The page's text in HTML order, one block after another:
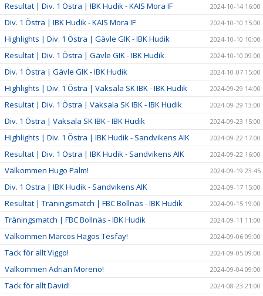
Resultat | Div. 1 Östra | IBK Hudik - KAIS Mora IF 2024-10-14 16:00
Div. 1 Östra | IBK Hudik - KAIS Mora IF 2024-10-10 15:00
Highlights | Div. 1 Östra | Gävle GIK - IBK Hudik 2024-10-10 10:00
Resultat | Div. 1 Östra | Gävle GIK - IBK Hudik 2024-10-10 09:00
Div. 1 Östra | Gävle GIK - IBK Hudik 2024-10-07 15:00
Highlights | Div. 1 Östra | Vaksala SK IBK - IBK Hudik 2024-09-29 14:00
Resultat | Div. 1 Östra | Vaksala SK IBK - IBK Hudik 2024-09-29 13:00
Div. 1 Östra | Vaksala SK IBK - IBK Hudik 2024-09-23 15:00
Highlights | Div. 1 Östra | IBK Hudik - Sandvikens AIK 2024-09-22 17:00
Resultat | Div. 1 Östra | IBK Hudik - Sandvikens AIK 2024-09-22 16:00
Välkommen Hugo Palm! 2024-09-19 23:45
Div. 1 Östra | IBK Hudik - Sandvikens AIK 2024-09-17 15:00
Resultat | Träningsmatch | FBC Bollnäs - IBK Hudik 2024-09-15 19:00
Träningsmatch | FBC Bollnäs - IBK Hudik 2024-09-11 11:00
Välkommen Marcos Hagos Tesfay! 2024-09-06 09:00
Tack för allt Viggo! 2024-09-05 09:00
Välkommen Adrian Moreno! 2024-09-04 09:00
Tack för allt David! 2024-08-23 21:00